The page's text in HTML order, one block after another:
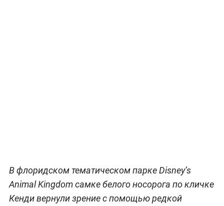
В флоридском тематическом парке Disney’s
Animal Kingdom самке белого носорога по кличке
Кенди вернули зрение с помощью редкой